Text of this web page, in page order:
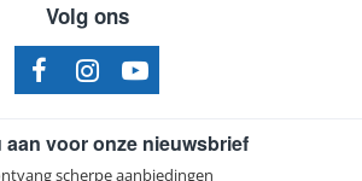
Volg ons
aan voor onze nieuwsbrief
scherpe aanbiedingen